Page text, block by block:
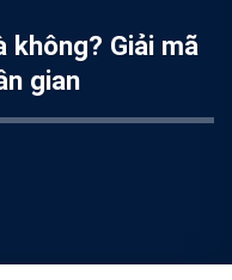
Giải mã
gian